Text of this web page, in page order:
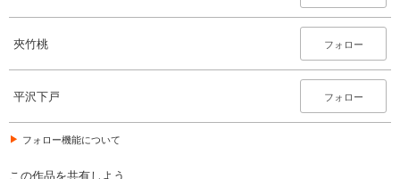
夾竹桃 フォロー
平沢下戸 フォロー
フォロー機能について
この作品を共有しよう